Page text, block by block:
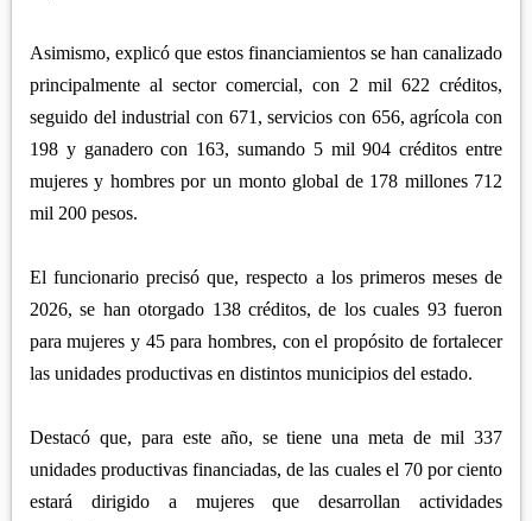
Asimismo, explicó que estos financiamientos se han canalizado
principalmente al sector comercial, con 2 mil 622 créditos,
seguido del industrial con 671, servicios con 656, agrícola con
198 y ganadero con 163, sumando 5 mil 904 créditos entre
mujeres y hombres por un monto global de 178 millones 712
mil 200 pesos.
El funcionario precisó que, respecto a los primeros meses de
2026, se han otorgado 138 créditos, de los cuales 93 fueron
para mujeres y 45 para hombres, con el propósito de fortalecer
las unidades productivas en distintos municipios del estado.
Destacó que, para este año, se tiene una meta de mil 337
unidades productivas financiadas, de las cuales el 70 por ciento
estará dirigido a mujeres que desarrollan actividades